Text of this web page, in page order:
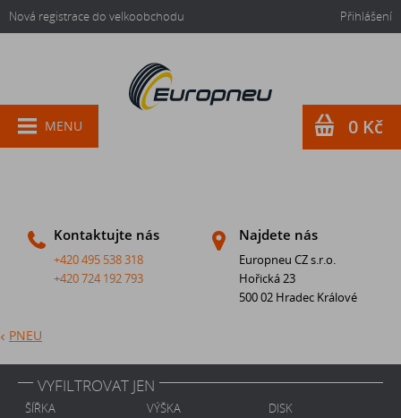
Nová registrace do velkoobchodu Přihlášení
Kontaktujte nás
+420 495 538 318
+420 724 192 793
Najdete nás
Europneu CZ s.r.o.
Hořická 23
500 02 Hradec Králové
MENU 0 Kč
PNEU
VYFILTROVAT JEN
ŠÍŘKA VÝŠKA DISK